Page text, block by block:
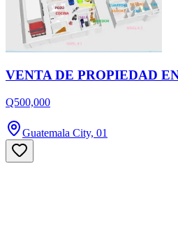
VENTA DE PROPIEDAD
Q500,000
Guatemala City, 01